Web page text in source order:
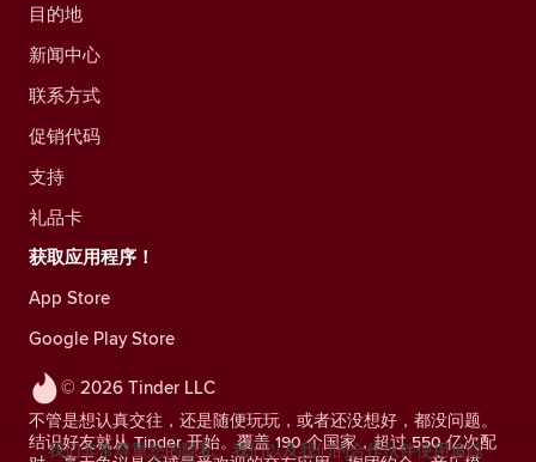
© 2026 Tinder LLC
不管是想认真交往，还是随便玩玩，或者还没想好，都没问题。
结识好友就从 Tinder 开始。覆盖 190 个国家，超过 550 亿次配
目的地
新闻中心
联系方式
促销代码
支持
礼品卡
获取应用程序！
App Store
Google Play Store
我们非常尊重您的隐私。我们以及我们的合作伙伴使用追踪